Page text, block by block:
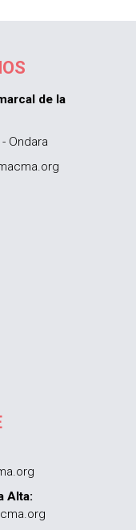
de la
Ondara
Alta: